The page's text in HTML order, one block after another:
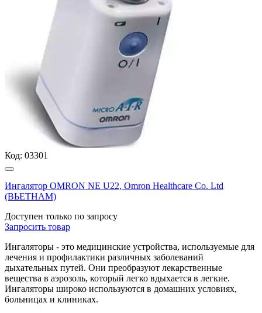
Код: 03301
Ингалятор OMRON NE U22, Omron Healthcare Co. Ltd
(ВЬЕТНАМ)
Доступен только по запросу
Запросить товар
Ингаляторы - это медицинские устройства, используемые для
лечения и профилактики различных заболеваний
дыхательных путей. Они преобразуют лекарственные
вещества в аэрозоль, который легко вдыхается в легкие.
Ингаляторы широко используются в домашних условиях,
больницах и клиниках.